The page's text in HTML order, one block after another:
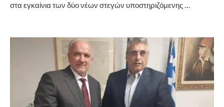
στα εγκαίνια των δύο νέων στεγών υποστηριζόμενης …